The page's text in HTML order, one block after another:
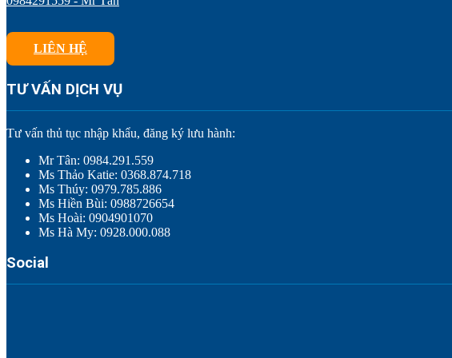
LIÊN HỆ
TƯ VẤN DỊCH VỤ
Tư vấn thủ tục nhập khẩu, đăng ký lưu hành:
Mr Tân: 0984.291.559
Ms Thảo Katie: 0368.874.718
Ms Thúy: 0979.785.886
Ms Hiền Bùi: 0988726654
Ms Hoài: 0904901070
Ms Hà My: 0928.000.088
Social